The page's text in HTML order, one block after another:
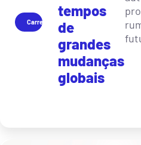
Carreira
tempos
de
grandes
mudanças
globais